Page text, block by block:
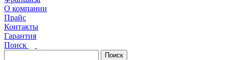
О компании
Прайс
Контакты
Гарантия
Поиск
Поиск